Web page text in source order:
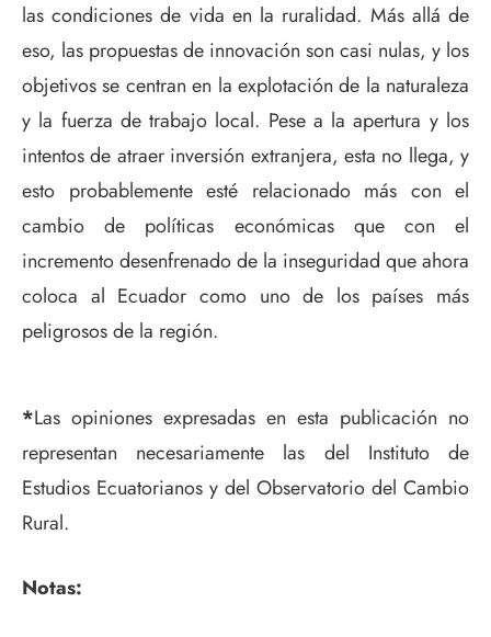
las condiciones de vida en la ruralidad. Más allá de
eso, las propuestas de innovación son casi nulas, y los
objetivos se centran en la explotación de la naturaleza
y la fuerza de trabajo local. Pese a la apertura y los
intentos de atraer inversión extranjera, esta no llega, y
esto probablemente esté relacionado más con el
cambio de políticas económicas que con el
incremento desenfrenado de la inseguridad que ahora
coloca al Ecuador como uno de los países más
peligrosos de la región.
*Las opiniones expresadas en esta publicación no
representan necesariamente las del Instituto de
Estudios Ecuatorianos y del Observatorio del Cambio
Rural.
Notas: